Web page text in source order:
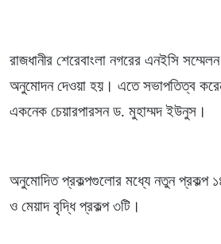
রাজধানীর শেরেবাংলা নগরের এনইসি
অনুমোদন দেওয়া হয়। এতে সভাপতিত্ব করেন
একনেক চেয়ারপারসন ড. মুহাম্মদ ইউনুস।
অনুমোদিত প্রকল্পগুলোর মধ্যে নতুন প্রকল্প
ও মেয়াদ বৃদ্ধি প্রকল্প ৩টি।